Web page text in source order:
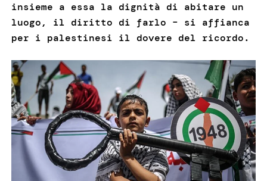
insieme a essa la dignità di abitare un
luogo, il diritto di farlo – si affianca
per i palestinesi il dovere del ricordo.